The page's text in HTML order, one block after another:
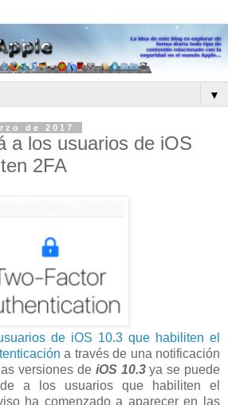
▼
de 2017
a los usuarios de iOS
2FA
de iOS 10.3 que habiliten el
a través de una notificación
versiones de iOS 10.3ya se puede
a los usuarios que habiliten el
ha comenzado a aparecer en las